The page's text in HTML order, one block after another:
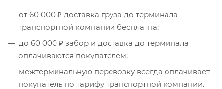
от 60 000 ₽ доставка груза до терминала
транспортной компании бесплатна;
до 60 000 ₽ забор и доставка до терминала
оплачиваются покупателем;
межтерминальную перевозку всегда оплачивает
покупатель по тарифу транспортной компании.